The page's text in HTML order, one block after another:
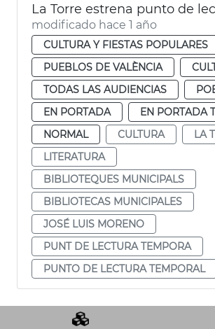
modificado hace 1 año
CULTURA Y FIESTAS POPULARES
PUEBLOS DE VALÈNCIA
TODAS LAS AUDIENCIAS
EN PORTADA
EN PORTADA
NORMAL
CULTURA
LA
LITERATURA
BIBLIOTEQUES MUNICIPALS
BIBLIOTECAS MUNICIPALES
JOSÉ LUIS MORENO
PUNT DE LECTURA TEMPORA
PUNTO DE LECTURA TEMPORAL